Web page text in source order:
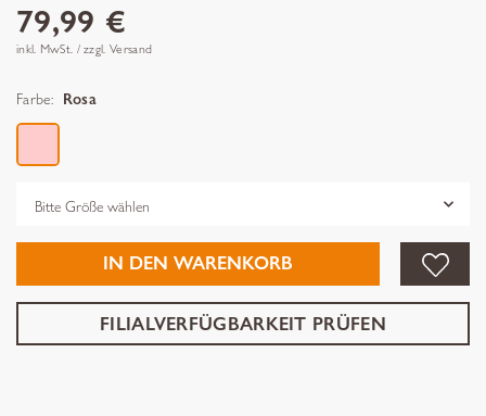
79,99 €
inkl. MwSt. / zzgl. Versand
Farbe: Rosa
IN DEN WARENKORB
FILIALVERFÜGBARKEIT PRÜFEN